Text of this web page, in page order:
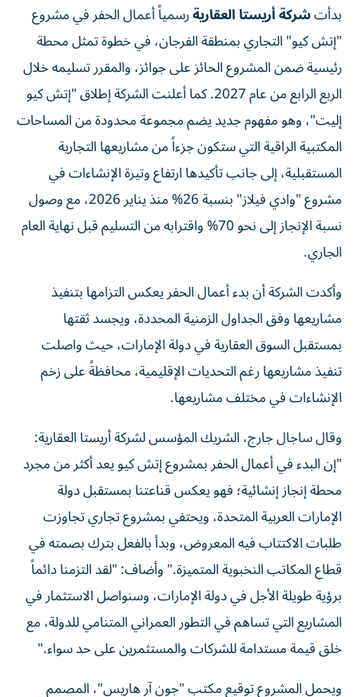
بدأتشركة أريستا العقاريةرسمياً أعمال الحفر في مشروع
"إتش كيو" التجاري بمنطقة الفرجان، في خطوة تمثل محطة
رئيسية ضمن المشروع الحائز على جوائز، والمقرر تسليمه خلال
الربع الرابع من عام 2027. كما أعلنت الشركة إطلاق "إتش كيو
إليت"، وهو مفهوم جديد يضم مجموعة محدودة من المساحات
المكتبية الراقية التي ستكون جزءاً من مشاريعها التجارية
المستقبلية، إلى جانب تأكيدها ارتفاع وتيرة الإنشاءات في
مشروع "وادي فيلاز" بنسبة 26% منذ يناير 2026، مع وصول
نسبة الإنجاز إلى نحو 70% واقترابه من التسليم قبل نهاية العام
الجاري.
وأكدت الشركة أن بدء أعمال الحفر يعكس التزامها بتنفيذ
مشاريعها وفق الجداول الزمنية المحددة، ويجسد ثقتها
بمستقبل السوق العقارية في دولة الإمارات، حيث واصلت
تنفيذ مشاريعها رغم التحديات الإقليمية، محافظةً على زخم
الإنشاءات في مختلف مشاريعها.
وقال ساجال جارج، الشريك المؤسس لشركة أريستا العقارية:
"إن البدء في أعمال الحفر بمشروع إتش كيو يعد أكثر من مجرد
محطة إنجاز إنشائية؛ فهو يعكس قناعتنا بمستقبل دولة
الإمارات العربية المتحدة، ويحتفي بمشروع تجاري تجاوزت
طلبات الاكتتاب فيه المعروض، وبدأ بالفعل بترك بصمته في
قطاع المكاتب النخبوية المتميزة." وأضاف: "لقد التزمنا دائماً
برؤية طويلة الأجل في دولة الإمارات، وسنواصل الاستثمار في
المشاريع التي تساهم في التطور العمراني المتنامي للدولة، مع
خلق قيمة مستدامة للشركات والمستثمرين على حد سواء."
ويحمل المشروع توقيع مكتب "جون آر هاريس"، المصمم